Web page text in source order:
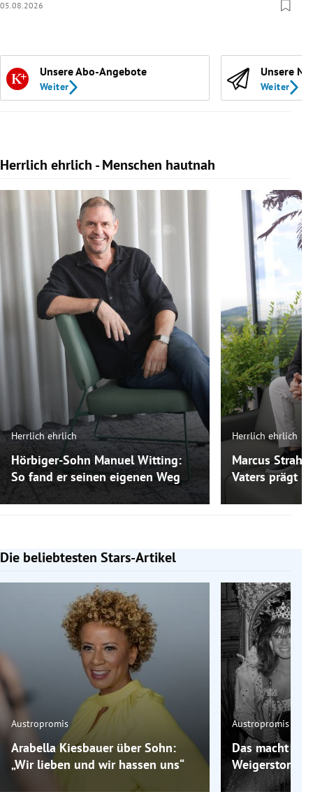
05.08.2026
Unsere Abo-Angebote
Weiter
Unsere
Weiter
Herrlich ehrlich - Menschen hautnah
Slide 1 von 10
Herrlich ehrlich
Hörbiger-Sohn Manuel Witting:
So fand er seinen eigenen Weg
Herrlich ehrlich
Marcus
Vaters prägt
Die beliebtesten Stars-Artikel
Slide 1 von 7
Austropromis
Arabella Kiesbauer über Sohn:
„Wir lieben und wir hassen uns“
Austropromis
Das macht
Weigerstorfer